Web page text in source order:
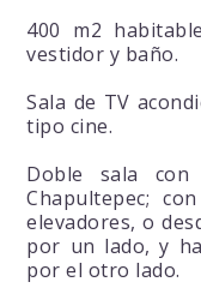
400 m2
vestidor y baño.
Sala de TV
tipo cine.
Doble sala
Chapultepec;
elevadores, o
por un lado, y
por el otro lado.